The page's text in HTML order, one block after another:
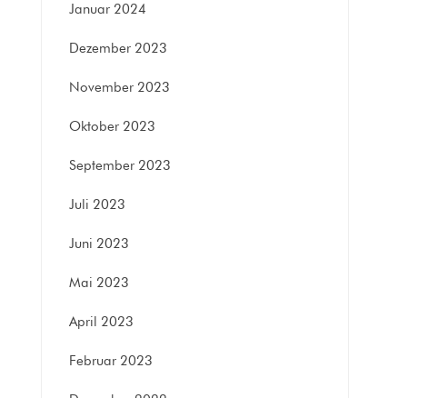
Januar 2024
Dezember 2023
November 2023
Oktober 2023
September 2023
Juli 2023
Juni 2023
Mai 2023
April 2023
Februar 2023